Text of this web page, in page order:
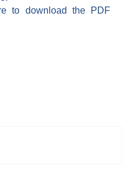
to download the PDF